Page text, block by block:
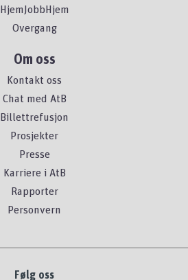
HjemJobbHjem
Overgang
Om oss
Kontakt oss
Chat med AtB
Billettrefusjon
Prosjekter
Presse
Karriere i AtB
Rapporter
Personvern
Følg oss